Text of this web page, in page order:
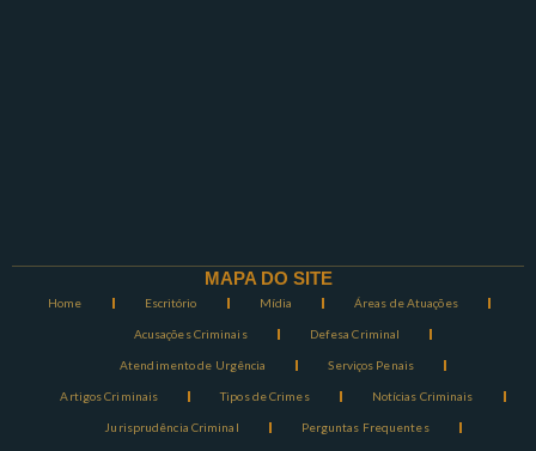
MAPA DO SITE
Home Escritório Mídia Áreas de Atuações
Acusações Criminais Defesa Criminal
Atendimento de Urgência Serviços Penais
Artigos Criminais Tipos de Crimes Notícias Criminais
Jurisprudência Criminal Perguntas Frequentes